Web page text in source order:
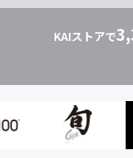
KAIストアで